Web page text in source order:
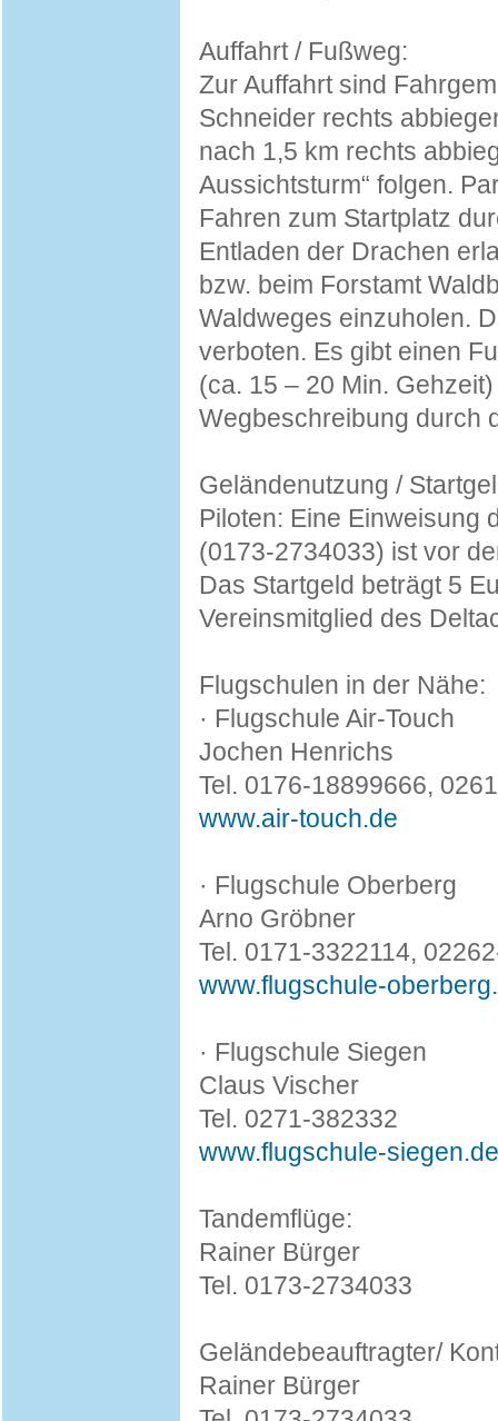
Auffahrt / Fußweg:
Zur Auffahrt sind
Schneider rechts
nach 1,5 km rechts
Aussichtsturm“ folgen.
Fahren zum Startplatz
Entladen der Drachen
bzw. beim Forstamt
Waldweges einzuholen.
verboten. Es gibt einen
(ca. 15 – 20 Min.
Wegbeschreibung durch
Geländenutzung /
Piloten: Eine Einweisung
(0173-2734033) ist vor
Das Startgeld beträgt 5
Vereinsmitglied des
Flugschulen in der Nähe:
· Flugschule Air-Touch
Jochen Henrichs
Tel. 0176-18899666,
www.air-touch.de
· Flugschule Oberberg
Arno Gröbner
Tel. 0171-3322114,
www.flugschule-
· Flugschule Siegen
Claus Vischer
Tel. 0271-382332
www.flugschule-siegen.de
Tandemflüge:
Rainer Bürger
Tel. 0173-2734033
Geländebeauftragter/
Rainer Bürger